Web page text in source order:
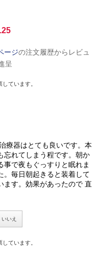
ージの注文履歴からレビュ
呈
ています。
療器はとても良いです。本
忘れてしまう程です。朝か
事で夜もぐっすりと眠れま
。毎日朝起きると装着して
ます。効果があったので 直
いいえ
ています。